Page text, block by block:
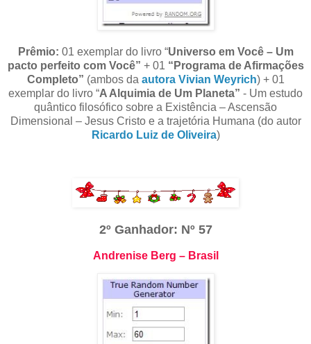
Prêmio: 01 exemplar do livro “Universo em Você – Um
pacto perfeito com Você” + 01 “Programa de Afirmações
Completo” (ambos da autora Vivian Weyrich) + 01
exemplar do livro “A Alquimia de Um Planeta” - Um estudo
quântico filosófico sobre a Existência – Ascensão
Dimensional – Jesus Cristo e a trajetória Humana (do autor
Ricardo Luiz de Oliveira)
2º Ganhador: Nº 57
Andrenise Berg – Brasil